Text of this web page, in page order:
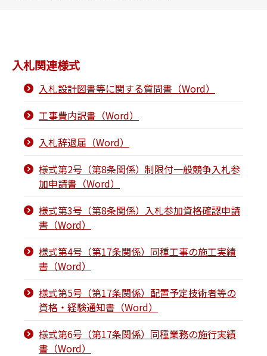
入札関連様式
入札設計図書等に関する質問書（Word）
工事費内訳書（Word）
入札辞退届（Word）
様式第2号（第8条関係）制限付一般競争入札参
加申請書（Word）
様式第3号（第8条関係）入札参加資格確認申請
書（Word）
様式第4号（第17条関係）同種工事の施工実績
書（Word）
様式第5号（第17条関係）配置予定技術者等の
資格・経験通知書（Word）
様式第6号（第17条関係）同種業務の施行実績
書（Word）